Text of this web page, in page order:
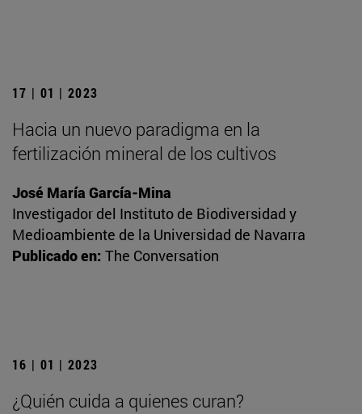
17 | 01 | 2023
Hacia un nuevo paradigma en la
fertilización mineral de los cultivos
José María García-Mina
Investigador del Instituto de Biodiversidad y
Medioambiente de la Universidad de Navarra
Publicado en: The Conversation
16 | 01 | 2023
¿Quién cuida a quienes curan?